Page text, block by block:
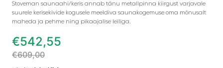
Stoveman saunaahi/keris annab tänu metallpinna kiirgust varjavale
suurele kerisekivide kogusele meeldiva saunakogemuse oma mõnusalt
maheda ja pehme ning pikaajalise leiliga.
€542,55
€609,00